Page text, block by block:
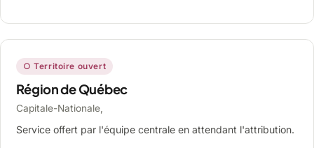
○ Territoire ouvert
Région de Québec
Capitale-Nationale,
Service offert par l'équipe centrale en attendant l'attribution.